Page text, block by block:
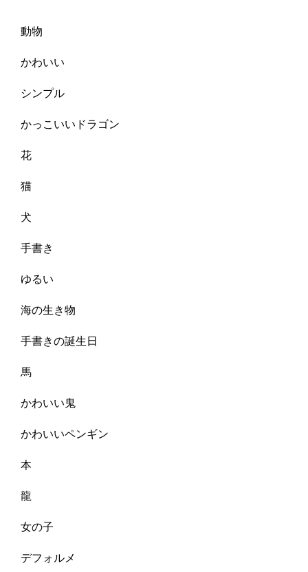
動物
かわいい
シンプル
かっこいいドラゴン
花
猫
犬
手書き
ゆるい
海の生き物
手書きの誕生日
馬
かわいい鬼
かわいいペンギン
本
龍
女の子
デフォルメ